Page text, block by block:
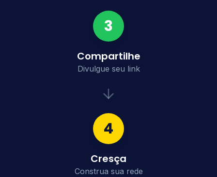
3
Compartilhe
Divulgue seu link
4
Cresça
Construa sua rede